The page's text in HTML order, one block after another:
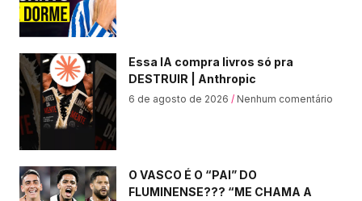
Essa IA compra livros só pra
DESTRUIR | Anthropic
6 de agosto de 2026 Nenhum comentário
O VASCO É O “PAI” DO
FLUMINENSE??? “ME CHAMA A